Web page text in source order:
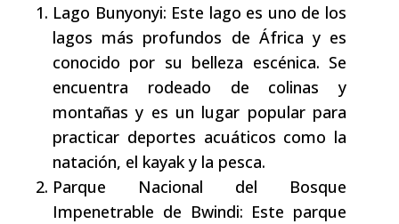
Lago Bunyonyi: Este lago es uno de los
lagos más profundos de África y es
conocido por su belleza escénica. Se
encuentra rodeado de colinas y
montañas y es un lugar popular para
practicar deportes acuáticos como la
natación, el kayak y la pesca.
Parque Nacional del Bosque
Impenetrable de Bwindi: Este parque